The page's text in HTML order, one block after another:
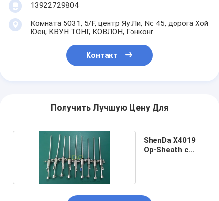
13922729804
Комната 5031, 5/F, центр Яу Ли, No 45, дорога Хой
Юен, КВУН ТОНГ, КОВЛОН, Гонконг
Контакт
Получить Лучшую Цену Для
ShenDa X4019
Op-Sheath с